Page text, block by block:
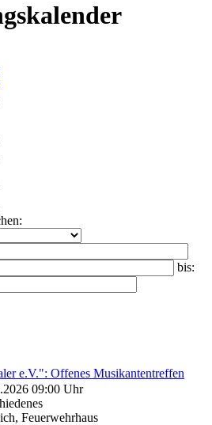
bis:
e.V.": Offenes Musikantentreffen
09:00 Uhr
Feuerwehrhaus